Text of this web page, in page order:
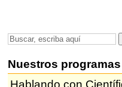
Nuestros programas
Hablando con